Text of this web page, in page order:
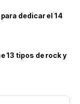
dedicar el 14
13 tipos de rock y